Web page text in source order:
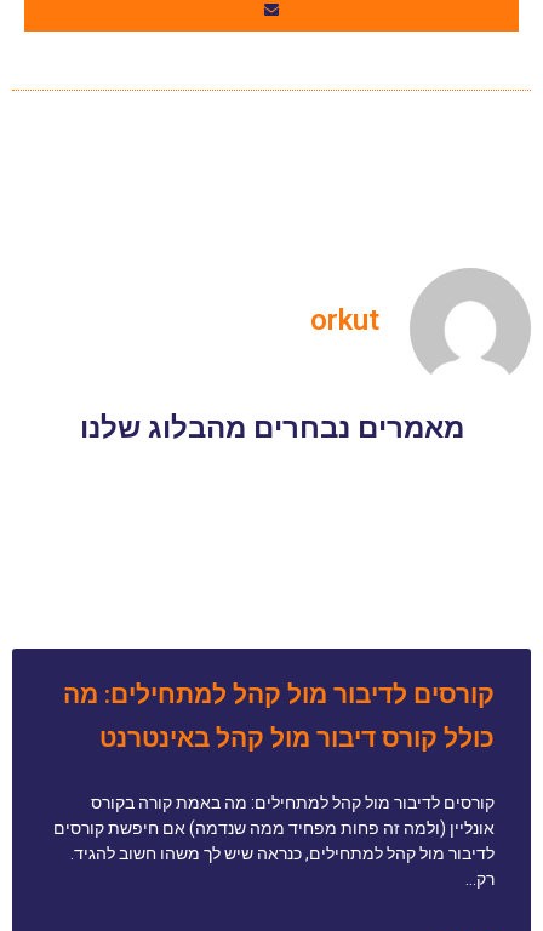
orkut
מאמרים נבחרים מהבלוג שלנו
קורסים לדיבור מול קהל למתחילים: מה
כולל קורס דיבור מול קהל באינטרנט
קורסים לדיבור מול קהל למתחילים: מה באמת קורה בקורס
אונליין (ולמה זה פחות מפחיד ממה שנדמה) אם חיפשת קורסים
לדיבור מול קהל למתחילים, כנראה שיש לך משהו חשוב להגיד.
רק…